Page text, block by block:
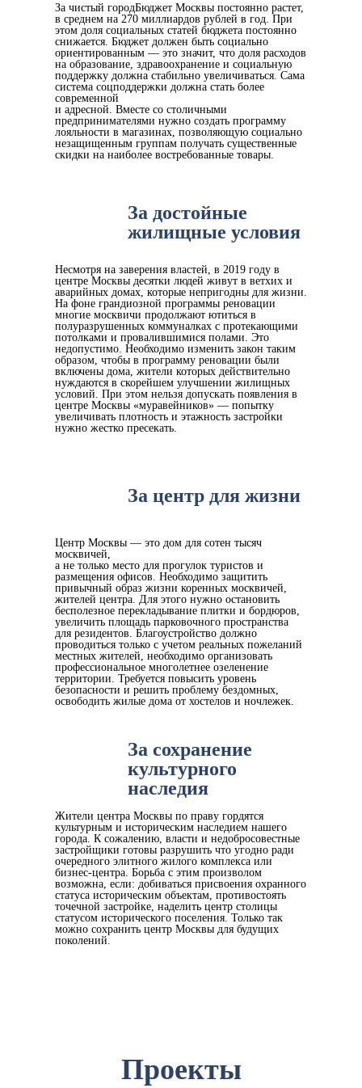
За чистый городБюджет Москвы постоянно растет,
в среднем на 270 миллиардов рублей в год. При
этом доля социальных статей бюджета постоянно
снижается. Бюджет должен быть социально
ориентированным — это значит, что доля расходов
на образование, здравоохранение и социальную
поддержку должна стабильно увеличиваться. Сама
система соцподдержки должна стать более
современной
и адресной. Вместе со столичными
предпринимателями нужно создать программу
лояльности в магазинах, позволяющую социально
незащищенным группам получать существенные
скидки на наиболее востребованные товары.
За достойные
жилищные условия
Несмотря на заверения властей, в 2019 году в
центре Москвы десятки людей живут в ветхих и
аварийных домах, которые непригодны для жизни.
На фоне грандиозной программы реновации
многие москвичи продолжают ютиться в
полуразрушенных коммуналках с протекающими
потолками и провалившимися полами. Это
недопустимо. Необходимо изменить закон таким
образом, чтобы в программу реновации были
включены дома, жители которых действительно
нуждаются в скорейшем улучшении жилищных
условий. При этом нельзя допускать появления в
центре Москвы «муравейников» — попытку
увеличивать плотность и этажность застройки
нужно жестко пресекать.
За центр для жизни
Центр Москвы — это дом для сотен тысяч
москвичей,
а не только место для прогулок туристов и
размещения офисов. Необходимо защитить
привычный образ жизни коренных москвичей,
жителей центра. Для этого нужно остановить
бесполезное перекладывание плитки и бордюров,
увеличить площадь парковочного пространства
для резидентов. Благоустройство должно
проводиться только с учетом реальных пожеланий
местных жителей, необходимо организовать
профессиональное многолетнее озеленение
территории. Требуется повысить уровень
безопасности и решить проблему бездомных,
освободить жилые дома от хостелов и ночлежек.
За сохранение
культурного
наследия
Жители центра Москвы по праву гордятся
культурным и историческим наследием нашего
города. К сожалению, власти и недобросовестные
застройщики готовы разрушить что угодно ради
очередного элитного жилого комплекса или
бизнес-центра. Борьба с этим произволом
возможна, если: добиваться присвоения охранного
статуса историческим объектам, противостоять
точечной застройке, наделить центр столицы
статусом исторического поселения. Только так
можно сохранить центр Москвы для будущих
поколений.
Проекты